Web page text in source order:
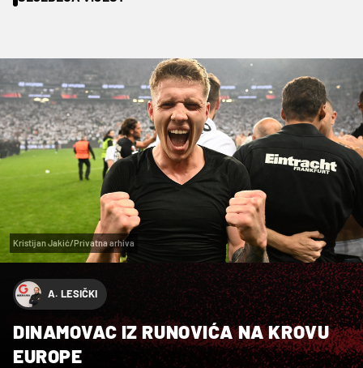
Kristijan Jakić/Privatna arhiva
A. LESIČKI
DINAMOVAC IZ RUNOVIĆA NA KROVU
EUROPE